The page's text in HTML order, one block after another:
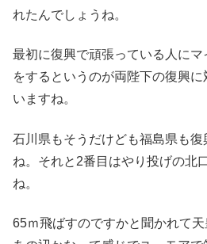
れたんでしょうね。
最初に復興で頑張っている人に
をするというのが両陛下の復興
いますね。
石川県もそうだけども福島県も
ね。それと2番目はやり投げの北
ね。
65ｍ飛ばすのですかと聞かれて